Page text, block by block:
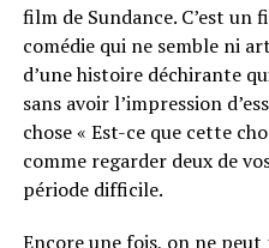
film de Sundance. C’est un
comédie qui ne semble ni
d’une histoire déchirante
sans avoir l’impression
chose « Est-ce que cette
comme regarder deux de
période difficile.
Encore une fois, on ne